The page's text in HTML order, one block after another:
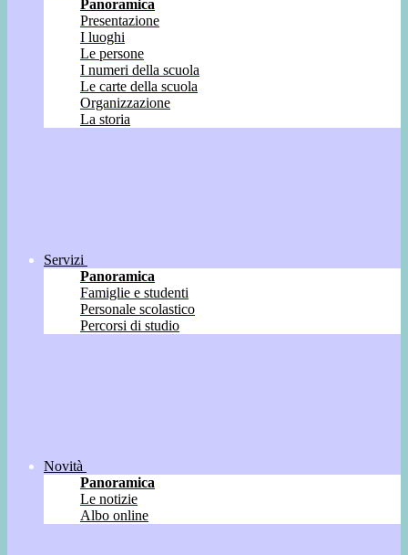
Panoramica
Presentazione
I luoghi
Le persone
I numeri della scuola
Le carte della scuola
Organizzazione
La storia
Servizi
Panoramica
Famiglie e studenti
Personale scolastico
Percorsi di studio
Novità
Panoramica
Le notizie
Albo online